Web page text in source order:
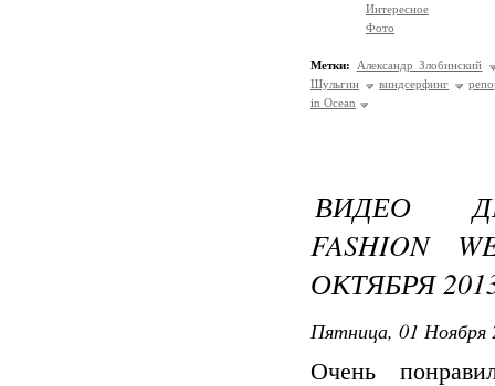
Интересное
Фото
Метки:
Александр Злобинский
Шульгин
виндсерфинг
in Ocean
ВИДЕО
FASHION
ОКТЯБРЯ
Пятница, 01 Ноября
Очень